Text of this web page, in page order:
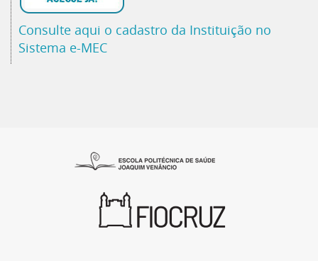
Consulte aqui o cadastro da Instituição no
Sistema e-MEC